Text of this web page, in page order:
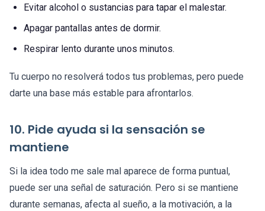
Evitar alcohol o sustancias para tapar el malestar.
Apagar pantallas antes de dormir.
Respirar lento durante unos minutos.
Tu cuerpo no resolverá todos tus problemas, pero puede
darte una base más estable para afrontarlos.
10. Pide ayuda si la sensación se
mantiene
Si la idea todo me sale mal aparece de forma puntual,
puede ser una señal de saturación. Pero si se mantiene
durante semanas, afecta al sueño, a la motivación, a la